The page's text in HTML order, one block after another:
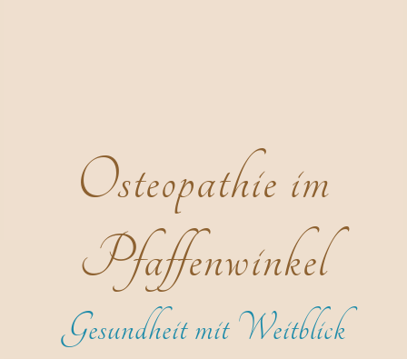
Osteopathie im
Pfaffenwinkel
Gesundheit mit Weitblick